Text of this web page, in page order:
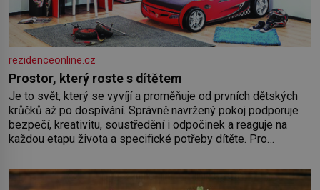
rezidenceonline.cz
Prostor, který roste s dítětem
Je to svět, který se vyvíjí a proměňuje od prvních dětských
krůčků až po dospívání. Správně navržený pokoj podporuje
bezpečí, kreativitu, soustředění i odpočinek a reaguje na
každou etapu života a specifické potřeby dítěte. Pro
by pokoj miminka měl působit především klidně a útulně.
Předškolní věk je